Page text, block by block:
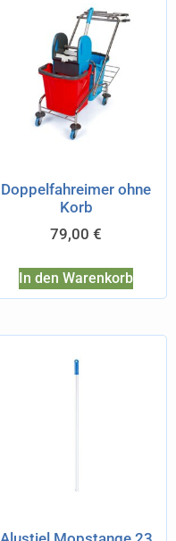
Doppelfahreimer ohne
Korb
79,00 €
In den Warenkorb